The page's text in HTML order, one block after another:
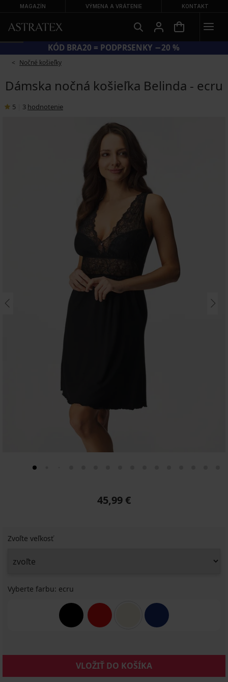
MAGAZÍN VÝMENA A VRÁTENIE KONTAKT
KÓD BRA20 = PODPRSENKY −20 %
Nočné košieľky
Dámska nočná košieľka Belinda - ecru
5 3 hodnotenie
45,99 €
Zvoľte veľkosť
Vyberte farbu: ecru
VLOŽIŤ DO KOŠÍKA